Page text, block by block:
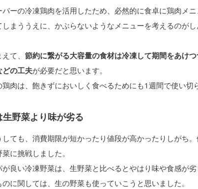
パーの冷凍鶏肉を活用したため、必然的に食卓に鶏肉メ
しまううえに、かぶらないようなメニューを考えるのがし
て、 節約に繋がる大容量の食材は冷凍して期間をあけ
どの工夫が必要だと思います。
鶏肉は、飽きずにおいしく食べるためにも1週間で使い切
野菜より味が劣る
ても、消費期限が短かったり値段が高かったりしがち
に挑戦しました。
良い冷凍野菜は、生野菜と比べるとやはり味や食感が劣
に関しては、生の野菜も使っていこうと思いました。